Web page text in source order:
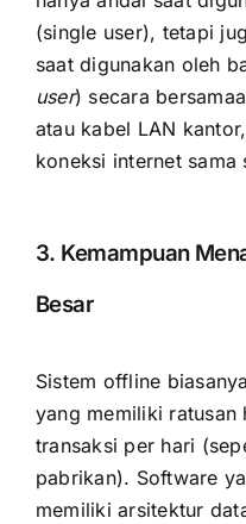
(single user), tetapi
saat digunakan oleh
user) secara
atau kabel LAN
koneksi internet sama
3. Kemampuan
Besar
Sistem offline
yang memiliki ratusan
transaksi per hari
pabrikan). Software
memiliki arsitektur